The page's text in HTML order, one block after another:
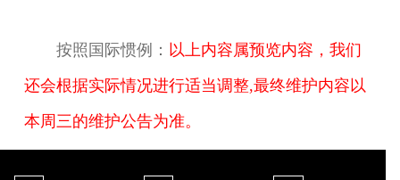
按照国际惯例： 以上内容属预览内容，我们
还会根据实际情况进行适当调整,最终维护内容以
本周 三的维护公告为准。